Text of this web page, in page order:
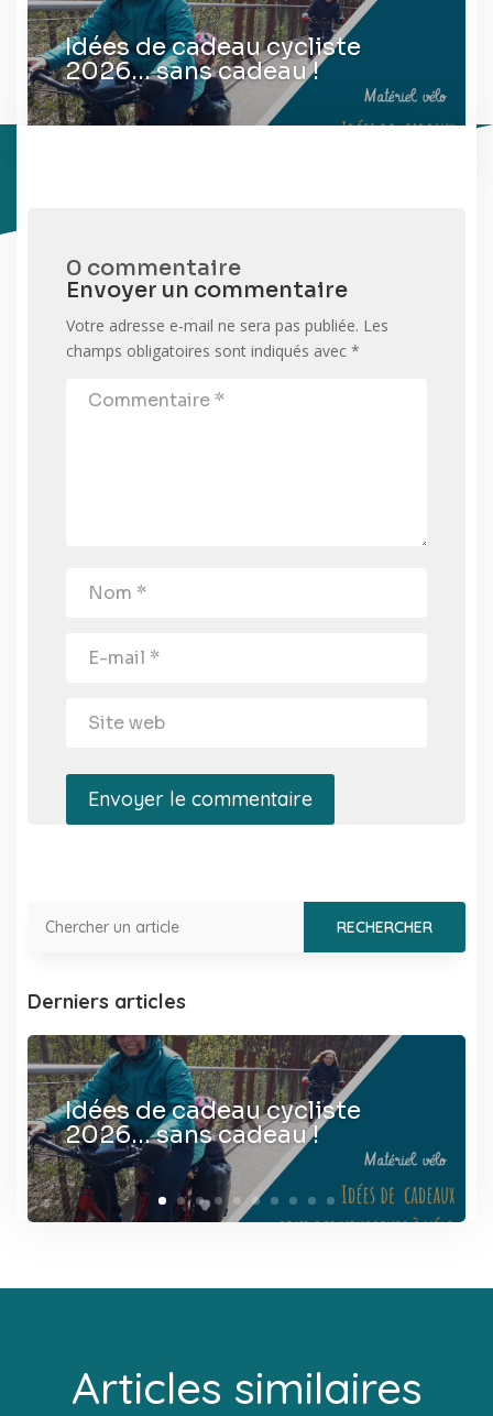
Idées de cadeau cycliste
2026… sans cadeau !
0 commentaire
Envoyer un commentaire
Votre adresse e-mail ne sera pas publiée. Les
champs obligatoires sont indiqués avec *
Envoyer le commentaire
Derniers articles
Idées de cadeau cycliste
2026… sans cadeau !
Articles similaires